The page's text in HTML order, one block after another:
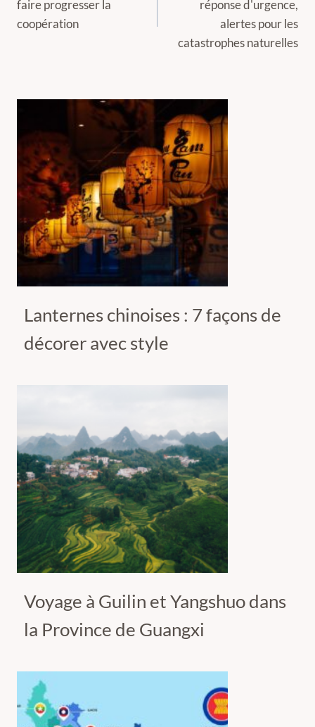
l’article
faire progresser la
coopération
réponse d'urgence,
alertes pour les
catastrophes naturelles
Lanternes chinoises : 7 façons de
décorer avec style
Voyage à Guilin et Yangshuo dans
la Province de Guangxi